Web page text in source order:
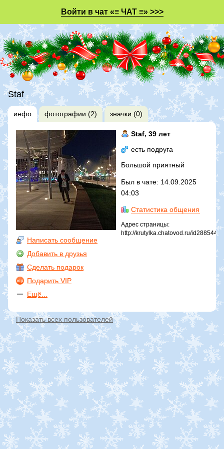
Войти в чат «≡ ЧАТ ≡» >>>
Staf
инфо фотографии (2) значки (0)
Написать сообщение
Добавить в друзья
Сделать подарок
Подарить VIP
Ещё...
Staf, 39 лет
есть подруга
Большой приятный
Был в чате: 14.09.2025
04:03
Статистика общения
Адрес страницы:
http://krutylka.chatovod.ru/id2885442
Показать всех пользователей